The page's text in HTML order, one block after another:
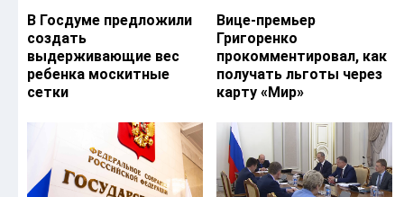
В Госдуме предложили
создать
выдерживающие вес
ребенка москитные
сетки
Вице-премьер
Григоренко
прокомментировал, как
получать льготы через
карту «Мир»